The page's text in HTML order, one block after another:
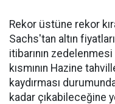
Rekor üstüne rekor
Sachs'tan altın
itibarının
kısmının Hazine
kaydırması
kadar çıkabileceğine